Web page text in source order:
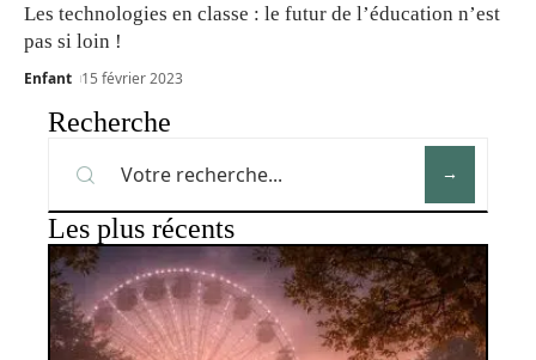
Les technologies en classe : le futur de l’éducation n’est
pas si loin !
Enfant 15 février 2023
Recherche
Les plus récents